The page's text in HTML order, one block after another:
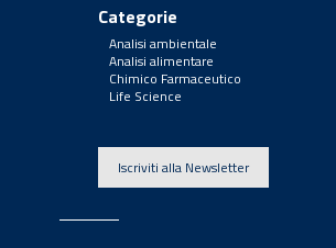
Categorie
Analisi ambientale
Analisi alimentare
Chimico Farmaceutico
Life Science
Iscriviti alla Newsletter